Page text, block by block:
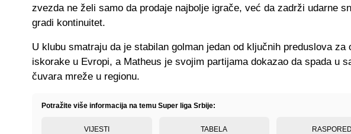
zvezda ne želi samo da prodaje najbolje igrače, već da zadrži udarne
gradi kontinuitet.
U klubu smatraju da je stabilan golman jedan od ključnih preduslova za
iskorake u Evropi, a Matheus je svojim partijama dokazao da spada u
čuvara mreže u regionu.
Potražite više informacija na temu Super liga Srbije:
VIJESTI TABELA RASPORED